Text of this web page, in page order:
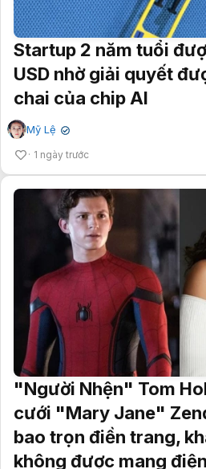
Startup 2 năm tuổi
USD nhờ giải quyết
chai của chip AI
Mỹ Lệ ✔
1 ngày trước
"Người Nhện" Tom
cưới "Mary Jane"
bao trọn điền trang,
không được mang